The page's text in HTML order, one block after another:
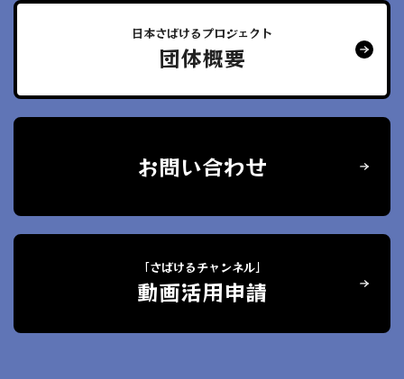
日本さばけるプロジェクト
団体概要
お問い合わせ
「さばけるチャンネル」
動画活用申請